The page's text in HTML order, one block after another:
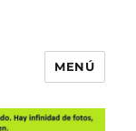
MENÚ